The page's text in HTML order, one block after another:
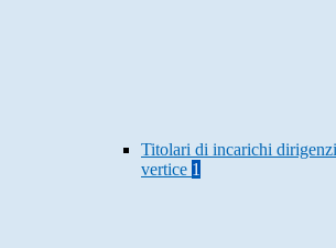
Titolari di incarichi
vertice 1